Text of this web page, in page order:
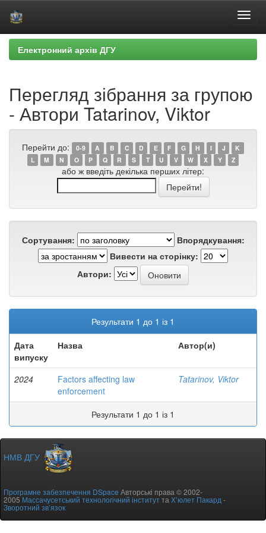
Skip
navigation
Електронний архів ДГУ
Перегляд зібрання за групою
- Автори Tatarinov, Viktor
Перейти до: 0-9 A B C D E F G H I J
K
L
M N O P Q R S T U V W X Y Z
або ж введіть декілька перших літер:
Сортування:
Впорядкування:
Вивести на сторінку:
Автори:
Результати 1 до 1 із 1
Дата
випуску
Назва Автор(и)
2024
Factors affecting law
enforcement
Tatarinov, Viktor
Результати 1 до 1 із 1
НМВ ДГУ
Програмне забезпечення DSpace Авторські права © 2002-
2005Массачусетський технологічний інститутта Х’юлет Пакард -
Зворотний зв’язок